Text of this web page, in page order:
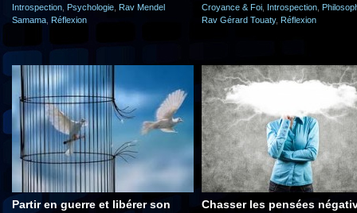
Introspection Psychologie Rav Mendel
Samama Réflexion
Croyance & Foi Introspection
Rav Gérard Touaty, Réflexion
Partir en guerre et libérer son
Chasser les pensées